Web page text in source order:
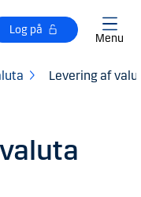
Log på
Menu
Levering af